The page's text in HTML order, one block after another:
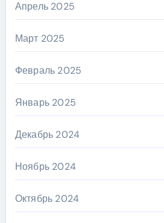
Апрель 2025
Март 2025
Февраль 2025
Январь 2025
Декабрь 2024
Ноябрь 2024
Октябрь 2024